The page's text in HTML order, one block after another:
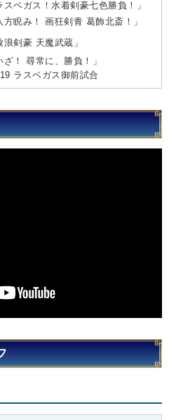
スベガス！水着剣豪七色勝負！」
方睨み！ 画狂剣青 葛飾北斎！」
浪剣豪 天魔武蔵」
ざ！ 尋常に、勝負！」
ラスベガス御前試合